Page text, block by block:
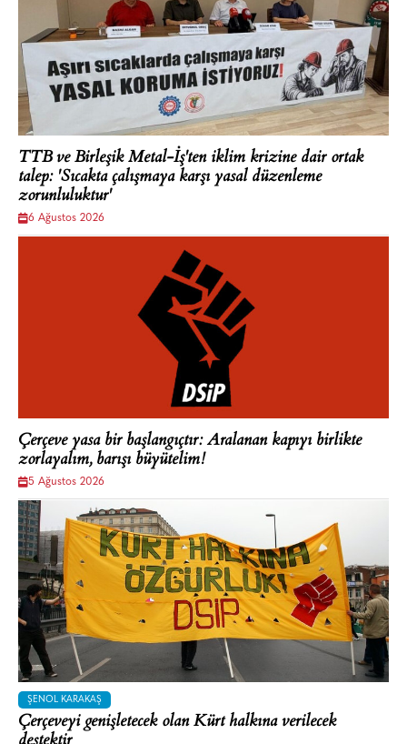
TTB ve Birleşik Metal-İş'ten iklim krizine dair ortak
talep: 'Sıcakta çalışmaya karşı yasal düzenleme
zorunluluktur'
6 Ağustos 2026
Çerçeve yasa bir başlangıçtır: Aralanan kapıyı birlikte
zorlayalım, barışı büyütelim!
5 Ağustos 2026
ŞENOL KARAKAŞ
Çerçeveyi genişletecek olan Kürt halkına verilecek